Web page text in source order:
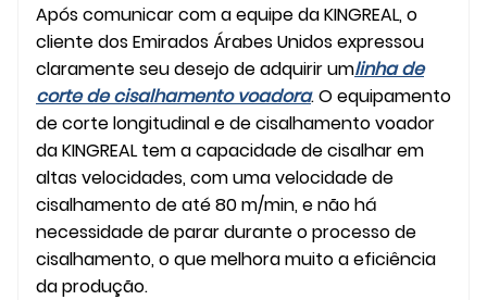
Após comunicar com a equipe da KINGREAL, o
cliente dos Emirados Árabes Unidos expressou
claramente seu desejo de adquirir umlinha de
corte de cisalhamento voadora. O equipamento
de corte longitudinal e de cisalhamento voador
da KINGREAL tem a capacidade de cisalhar em
altas velocidades, com uma velocidade de
cisalhamento de até 80 m/min, e não há
necessidade de parar durante o processo de
cisalhamento, o que melhora muito a eficiência
da produção.